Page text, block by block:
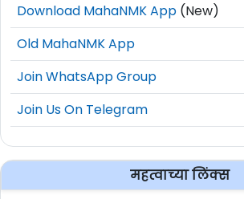
Visit the official application
https://ibpsreg.ibps.in/
Applications will be accepted
online mode
The last date to submit the
Read the official notification
applying
Download MahaNMK App (New)
Old MahaNMK App
Join WhatsApp Group
Join Us On Telegram
महत्वाच्या लिंक्स